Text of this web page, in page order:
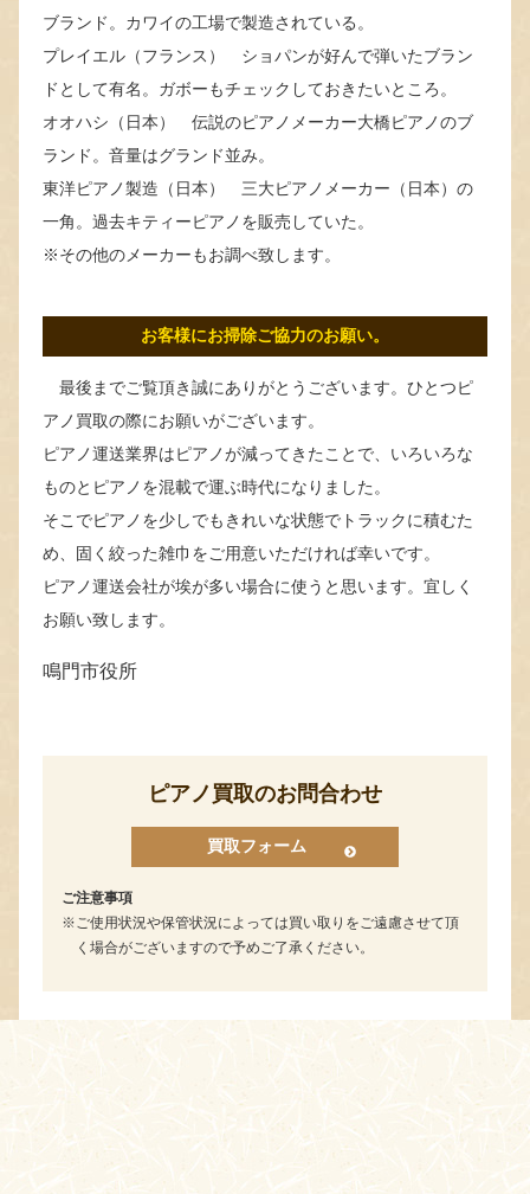
ブランド。カワイの工場で製造されている。
プレイエル（フランス） ショパンが好んで弾いたブラン
ドとして有名。ガボーもチェックしておきたいところ。
オオハシ（日本） 伝説のピアノメーカー大橋ピアノのブ
ランド。音量はグランド並み。
東洋ピアノ製造（日本） 三大ピアノメーカー（日本）の
一角。過去キティーピアノを販売していた。
※その他のメーカーもお調べ致します。
お客様にお掃除ご協力のお願い。
最後までご覧頂き誠にありがとうございます。ひとつピ
アノ買取の際にお願いがございます。
ピアノ運送業界はピアノが減ってきたことで、いろいろな
ものとピアノを混載で運ぶ時代になりました。
そこでピアノを少しでもきれいな状態でトラックに積むた
め、固く絞った雑巾をご用意いただければ幸いです。
ピアノ運送会社が埃が多い場合に使うと思います。宜しく
お願い致します。
鳴門市役所
ピアノ買取のお問合わせ
買取フォーム
ご注意事項
ご使用状況や保管状況によっては買い取りをご遠慮させて頂
く場合がございますので予めご了承ください。